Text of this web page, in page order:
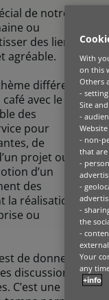
de notre
ou
des liens
agréable.
différent
avec le CEO
des
pour
de
projet ou
d’un
des
la réalisation
ou
de donner la
discussions et
C’est une
With
on this
Others
-
Site
-
- non-
that
-
-
-
the
-
Your
any
+info